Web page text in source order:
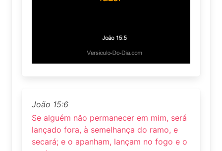
João 15:6
Se alguém não permanecer em mim, será
lançado fora, à semelhança do ramo, e
secará; e o apanham, lançam no fogo e o